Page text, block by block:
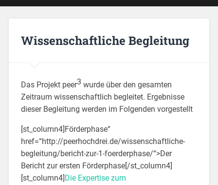
Wissenschaftliche Begleitung
Das Projekt peer3 wurde über den gesamten
Zeitraum wissenschaftlich begleitet. Ergebnisse
dieser Begleitung werden im Folgenden vorgestellt
[st_column4]Förderphase“
href=“http://peerhochdrei.de/wissenschaftliche-
begleitung/bericht-zur-1-foerderphase/“>Der
Bericht zur ersten Förderphase[/st_column4]
[st_column4]Die Expertise zum